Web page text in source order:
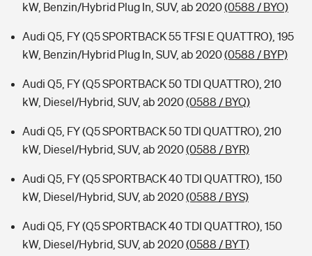
kW, Benzin/Hybrid Plug In, SUV, ab 2020(0588 / BYO)
Audi Q5, FY (Q5 SPORTBACK 55 TFSI E QUATTRO), 195
kW, Benzin/Hybrid Plug In, SUV, ab 2020(0588 / BYP)
Audi Q5, FY (Q5 SPORTBACK 50 TDI QUATTRO), 210
kW, Diesel/Hybrid, SUV, ab 2020(0588 / BYQ)
Audi Q5, FY (Q5 SPORTBACK 50 TDI QUATTRO), 210
kW, Diesel/Hybrid, SUV, ab 2020(0588 / BYR)
Audi Q5, FY (Q5 SPORTBACK 40 TDI QUATTRO), 150
kW, Diesel/Hybrid, SUV, ab 2020(0588 / BYS)
Audi Q5, FY (Q5 SPORTBACK 40 TDI QUATTRO), 150
kW, Diesel/Hybrid, SUV, ab 2020(0588 / BYT)